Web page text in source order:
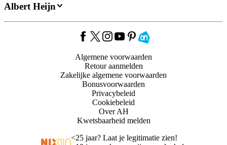
Albert Heijn
Algemene voorwaarden
Retour aanmelden
Zakelijke algemene voorwaarden
Bonusvoorwaarden
Privacybeleid
Cookiebeleid
Over AH
Kwetsbaarheid melden
<25 jaar? Laat je legitimatie zien!